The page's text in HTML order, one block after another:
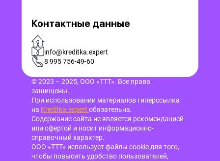
Контактные данные
-
info@kreditka.expert
8 995 756-49-60
© 2023 – 2025, ООО «ТТТ». Все права
защищены.
При использовании материалов гиперссылка
на Kreditka.expert обязательна.
Содержание сайта не является рекомендацией
или офертой и носит информационно-
справочный характер.
ООО «ТТТ» использует файлы cookie для того,
чтобы повысить удобство пользователей,